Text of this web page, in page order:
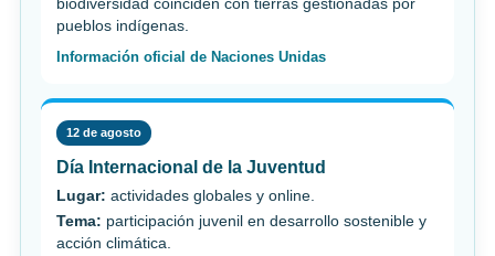
biodiversidad coinciden con tierras gestionadas por
pueblos indígenas.
Información oficial de Naciones Unidas
12 de agosto
Día Internacional de la Juventud
Lugar: actividades globales y online.
Tema: participación juvenil en desarrollo sostenible y
acción climática.